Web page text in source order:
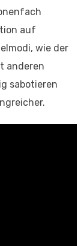
auf
wie der
anderen
sabotieren